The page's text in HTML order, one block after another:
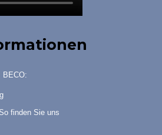
BECO:
finden Sie uns